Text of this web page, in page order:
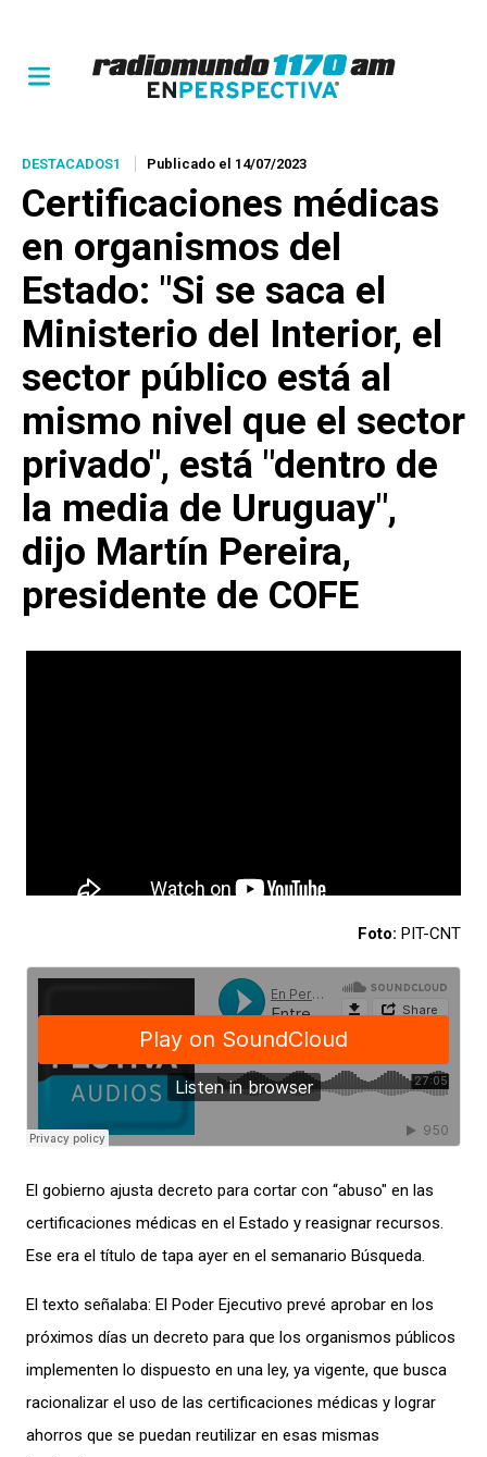
DESTACADOS1 Publicado el 14/07/2023
Certificaciones médicas
en organismos del
Estado: "Si se saca el
Ministerio del Interior, el
sector público está al
mismo nivel que el sector
privado", está "dentro de
la media de Uruguay",
dijo Martín Pereira,
presidente de COFE
Foto: PIT-CNT
El gobierno ajusta decreto para cortar con “abuso" en las
certificaciones médicas en el Estado y reasignar recursos.
Ese era el título de tapa ayer en el semanario Búsqueda.
El texto señalaba: El Poder Ejecutivo prevé aprobar en los
próximos días un decreto para que los organismos públicos
implementen lo dispuesto en una ley, ya vigente, que busca
racionalizar el uso de las certificaciones médicas y lograr
ahorros que se puedan reutilizar en esas mismas